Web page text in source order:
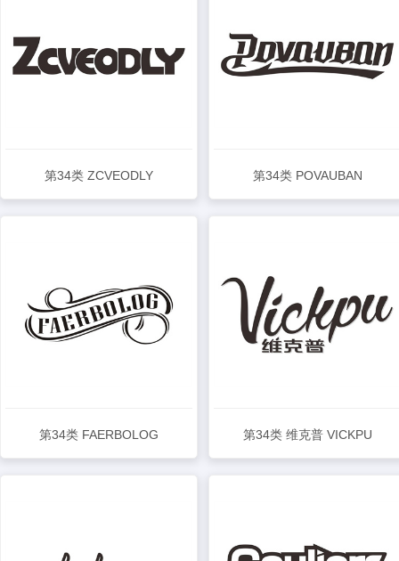
第34类 ZCVEODLY 第34类 POVAUBAN
第34类 FAERBOLOG 第34类 维克普 VICKPU